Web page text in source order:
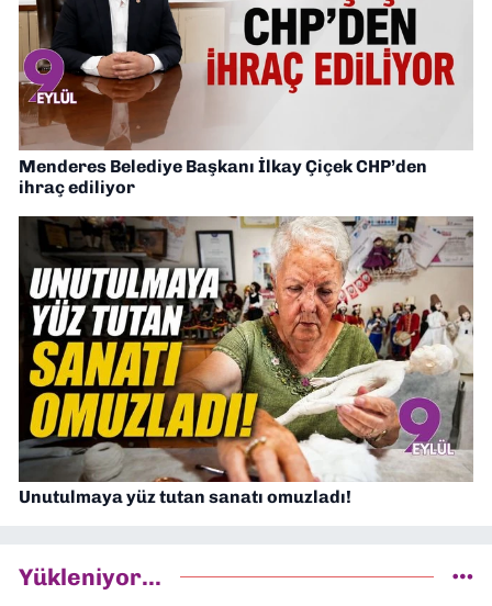
Menderes Belediye Başkanı İlkay Çiçek CHP’den
ihraç ediliyor
Unutulmaya yüz tutan sanatı omuzladı!
Yükleniyor...